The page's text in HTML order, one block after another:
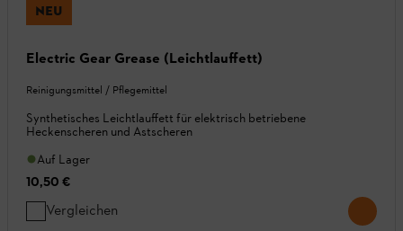
NEU
Electric Gear Grease (Leichtlauffett)
Reinigungsmittel / Pflegemittel
Synthetisches Leichtlauffett für elektrisch betriebene
Heckenscheren und Astscheren
Auf Lager
10,50 €
Vergleichen